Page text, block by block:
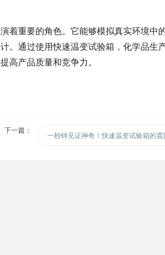
着重要的角色。它能够模拟真实环境中
。通过使用快速温变试验箱，化学品生
高产品质量和竞争力。
下一篇：
一秒钟见证神奇！快速温变试验箱的震